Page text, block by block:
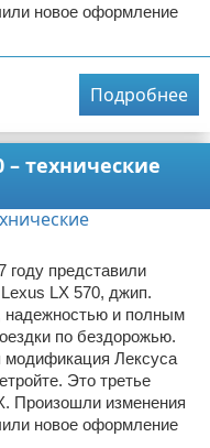
новое оформление
Подробнее
– технические
году представили
LX 570, джип.
надежностью и полным
по бездорожью.
Лексуса
Это третье
Произошли изменения
новое оформление